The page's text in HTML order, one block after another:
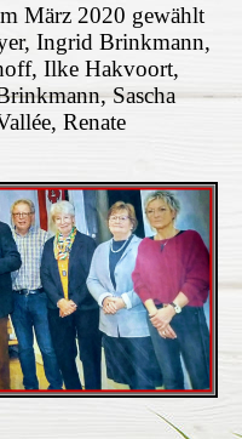
März 2020 gewählt
Ingrid Brinkmann,
Ilke Hakvoort,
Sascha
Renate